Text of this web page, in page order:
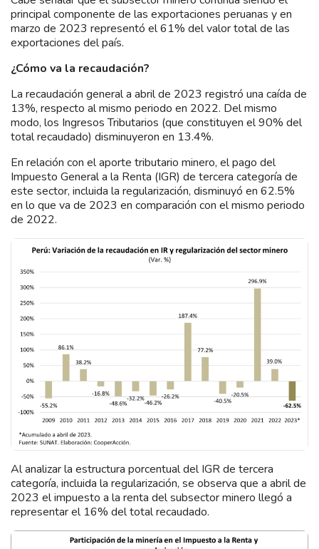
principal componente de las exportaciones peruanas y en
marzo de 2023 representó el 61% del valor total de las
exportaciones del país.
¿Cómo va la recaudación?
La recaudación general a abril de 2023 registró una caída de
13%, respecto al mismo periodo en 2022. Del mismo
modo, los Ingresos Tributarios (que constituyen el 90% del
total recaudado) disminuyeron en 13.4%.
En relación con el aporte tributario minero, el pago del
Impuesto General a la Renta (IGR) de tercera categoría de
este sector, incluida la regularización, disminuyó en 62.5%
en lo que va de 2023 en comparación con el mismo periodo
de 2022.
Al analizar la estructura porcentual del IGR de tercera
categoría, incluida la regularización, se observa que a abril de
2023 el impuesto a la renta del subsector minero llegó a
representar el 16% del total recaudado.